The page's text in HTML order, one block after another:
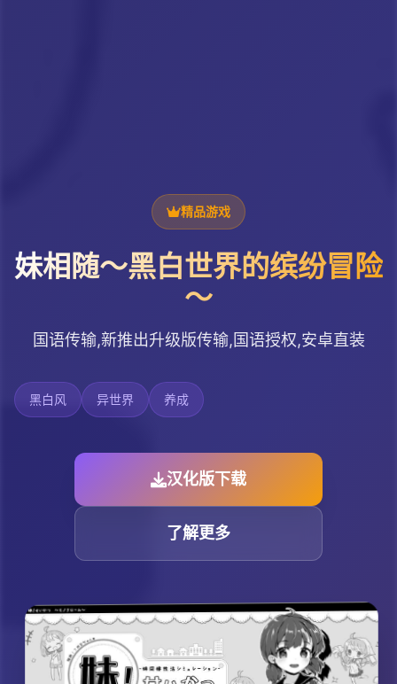
精品游戏
妹相随～黑白世界的缤纷冒险
～
国语传输,新推出升级版传输,国语授权,安卓直装
黑白风 异世界 养成
汉化版下载
了解更多